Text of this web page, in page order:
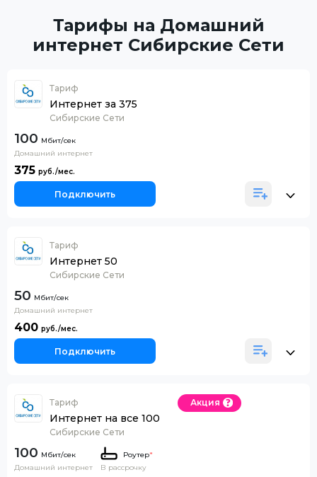
Тарифы на Домашний
интернет Сибирские Сети
Тариф
Интернет за 375
Сибирские Сети
100
Домашний интернет
375
Подключить
Тариф
Интернет 50
Сибирские Сети
50
Домашний интернет
400
Подключить
Тариф
Интернет на все 100
Сибирские Сети
Акция
100
Домашний интернет
Роутер*
В рассрочку